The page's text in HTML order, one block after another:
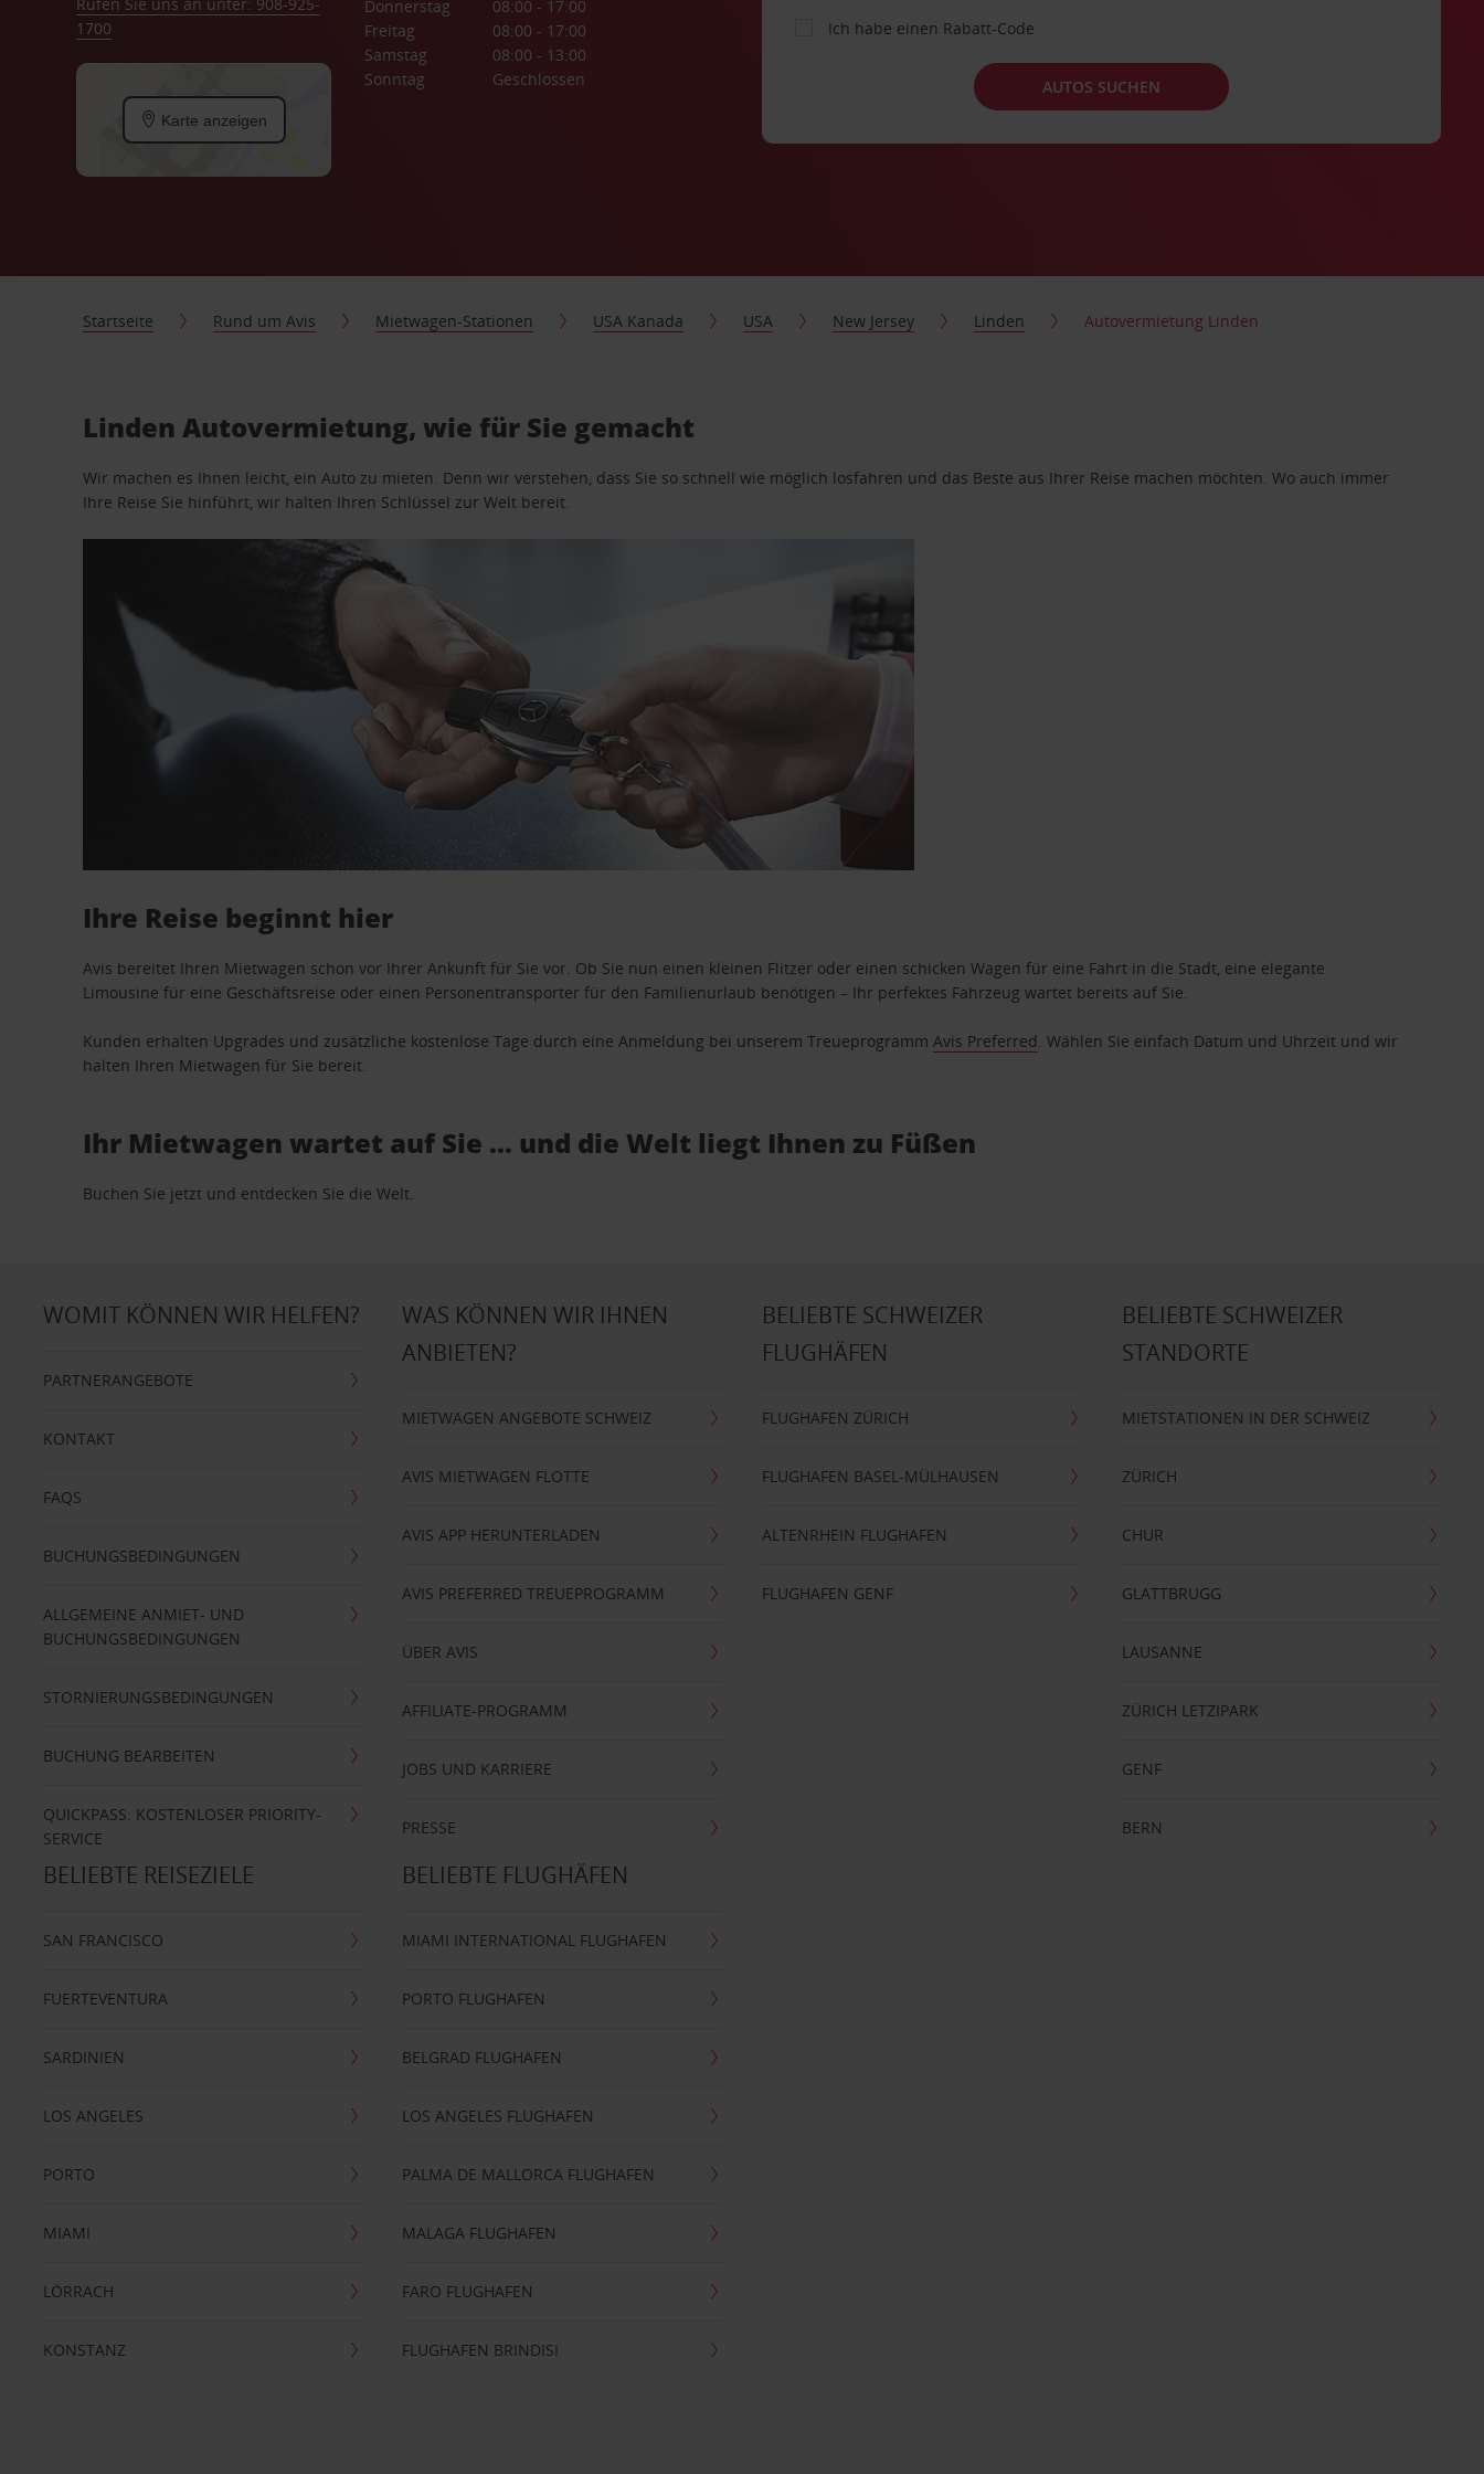
1700
Karte anzeigen
Donnerstag
08:00 - 17:00
Freitag
08:00 - 17:00
Samstag
08:00 - 13:00
Sonntag
Geschlossen
Ich habe einen Rabatt-Code
AUTOS SUCHEN
Startseite Rund um Avis Mietwagen-Stationen USA Kanada USA New Jersey Linden Autovermietung Linden
Linden Autovermietung, wie für Sie gemacht
Wir machen es Ihnen leicht, ein Auto zu mieten. Denn wir verstehen, dass Sie so schnell wie möglich losfahren und das Beste aus Ihrer Reise machen möchten. Wo auch immer
Ihre Reise Sie hinführt, wir halten Ihren Schlüssel zur Welt bereit.
Ihre Reise beginnt hier
Avis bereitet Ihren Mietwagen schon vor Ihrer Ankunft für Sie vor. Ob Sie nun einen kleinen Flitzer oder einen schicken Wagen für eine Fahrt in die Stadt, eine elegante
Limousine für eine Geschäftsreise oder einen Personentransporter für den Familienurlaub benötigen – Ihr perfektes Fahrzeug wartet bereits auf Sie.
Kunden erhalten Upgrades und zusätzliche kostenlose Tage durch eine Anmeldung bei unserem TreueprogrammAvis Preferred. Wählen Sie einfach Datum und Uhrzeit und wir
halten Ihren Mietwagen für Sie bereit.
Ihr Mietwagen wartet auf Sie … und die Welt liegt Ihnen zu Füßen
Buchen Sie jetzt und entdecken Sie die Welt.
WOMIT KÖNNEN WIR HELFEN?
PARTNERANGEBOTE
KONTAKT
FAQS
BUCHUNGSBEDINGUNGEN
ALLGEMEINE ANMIET- UND
BUCHUNGSBEDINGUNGEN
STORNIERUNGSBEDINGUNGEN
BUCHUNG BEARBEITEN
QUICKPASS: KOSTENLOSER PRIORITY-
SERVICE
WAS KÖNNEN WIR IHNEN
ANBIETEN?
MIETWAGEN ANGEBOTE SCHWEIZ
AVIS MIETWAGEN FLOTTE
AVIS APP HERUNTERLADEN
AVIS PREFERRED TREUEPROGRAMM
ÜBER AVIS
AFFILIATE-PROGRAMM
JOBS UND KARRIERE
PRESSE
BELIEBTE SCHWEIZER
FLUGHÄFEN
FLUGHAFEN ZÜRICH
FLUGHAFEN BASEL-MÜLHAUSEN
ALTENRHEIN FLUGHAFEN
FLUGHAFEN GENF
BELIEBTE SCHWEIZER
STANDORTE
MIETSTATIONEN IN DER SCHWEIZ
ZÜRICH
CHUR
GLATTBRUGG
LAUSANNE
ZÜRICH LETZIPARK
GENF
BERN
BELIEBTE REISEZIELE
SAN FRANCISCO
FUERTEVENTURA
SARDINIEN
LOS ANGELES
PORTO
MIAMI
LÖRRACH
KONSTANZ
BELIEBTE FLUGHÄFEN
MIAMI INTERNATIONAL FLUGHAFEN
PORTO FLUGHAFEN
BELGRAD FLUGHAFEN
LOS ANGELES FLUGHAFEN
PALMA DE MALLORCA FLUGHAFEN
MALAGA FLUGHAFEN
FARO FLUGHAFEN
FLUGHAFEN BRINDISI